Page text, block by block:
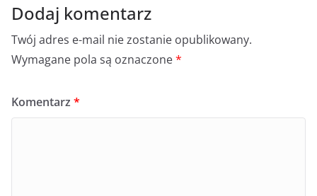
Dodaj komentarz
Twój adres e-mail nie zostanie opublikowany.
Wymagane pola są oznaczone*
Komentarz *